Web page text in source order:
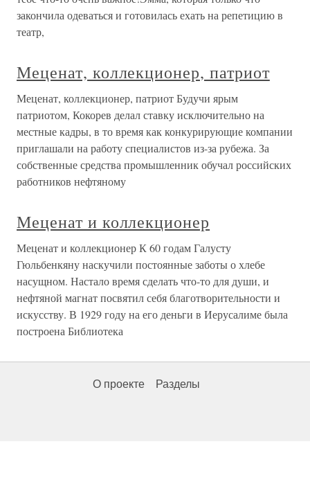
закончила одеваться и готовилась ехать на репетицию в
театр,
Меценат, коллекционер, патриот
Меценат, коллекционер, патриот Будучи ярым
патриотом, Кокорев делал ставку исключительно на
местные кадры, в то время как конкурирующие компании
приглашали на работу специалистов из-за рубежа. За
собственные средства промышленник обучал российских
работников нефтяному
Меценат и коллекционер
Меценат и коллекционер К 60 годам Галусту
Гюльбенкяну наскучили постоянные заботы о хлебе
насущном. Настало время сделать что-то для души, и
нефтяной магнат посвятил себя благотворительности и
искусству. В 1929 году на его деньги в Иерусалиме была
построена Библиотека
О проекте Разделы